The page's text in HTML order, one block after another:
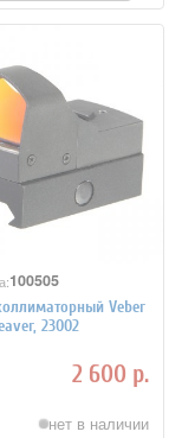
100505
Veber
23002
2 600 р.
нет в наличии